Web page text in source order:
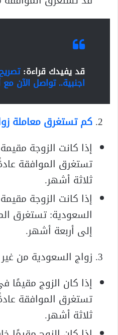
قد يفيدك قراءة:
اجنبية.. تواصل الآن
كم تستغرق معاملة
إذا كانت الزوجة
تستغرق الموافقة
ثلاثة أشهر.
إذا كانت الزوجة
السعودية: تستغرق
إلى أربعة أشهر.
زواج السعودية من
إذا كان الزوج مقيمًا
تستغرق الموافقة
ثلاثة أشهر.